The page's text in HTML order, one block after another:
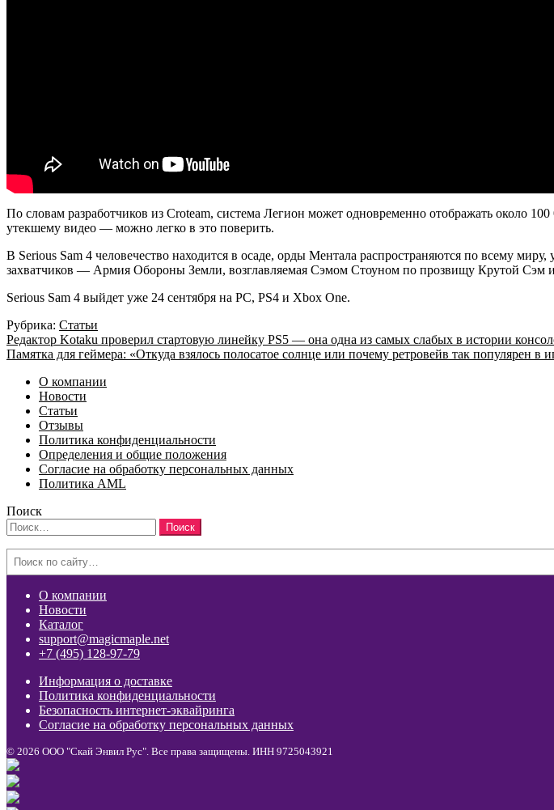
По словам разработчиков из Croteam, система Легион может одновременно отображать около
утекшему видео — можно легко в это поверить.
В Serious Sam 4 человечество находится в осаде, орды Ментала распространяются по всему
захватчиков — Армия Обороны Земли, возглавляемая Сэмом Стоуном по прозвищу Крутой Сэм
Serious Sam 4 выйдет уже 24 сентября на PC, PS4 и Xbox One.
Рубрика: Статьи
Навигация
по
записям
Предыдущая
запись:
Редактор Kotaku проверил стартовую линейку PS5 — она одна из самых слабых в истории
Следующая
Памятка для геймера: «Откуда взялось полосатое солнце или почему ретровейв так популярен в
О компании
Новости
Статьи
Отзывы
Политика конфиденциальности
Определения и общие положения
Согласие на обработку персональных данных
Политика AML
Поиск
Найти:
Search
О компании
Новости
Каталог
support@magicmaple.net
+7 (495) 128-97-79
Информация о доставке
Политика конфиденциальности
Безопасность интернет-эквайринга
Согласие на обработку персональных данных
© 2026 ООО "Скай Энвил Рус". Все права защищены. ИНН 9725043921